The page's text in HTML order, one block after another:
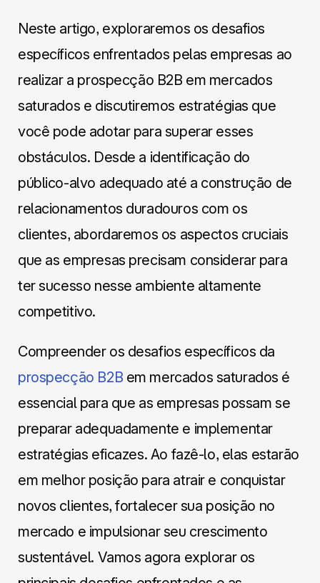
Neste artigo, exploraremos os desafios
específicos enfrentados pelas empresas ao
realizar a prospecção B2B em mercados
saturados e discutiremos estratégias que
você pode adotar para superar esses
obstáculos. Desde a identificação do
público-alvo adequado até a construção de
relacionamentos duradouros com os
clientes, abordaremos os aspectos cruciais
que as empresas precisam considerar para
ter sucesso nesse ambiente altamente
competitivo.
Compreender os desafios específicos da
prospecção B2B em mercados saturados é
essencial para que as empresas possam se
preparar adequadamente e implementar
estratégias eficazes. Ao fazê-lo, elas estarão
em melhor posição para atrair e conquistar
novos clientes, fortalecer sua posição no
mercado e impulsionar seu crescimento
sustentável. Vamos agora explorar os